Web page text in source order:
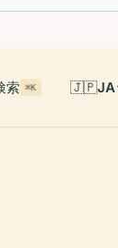
索 ⌘K 🇯🇵JA